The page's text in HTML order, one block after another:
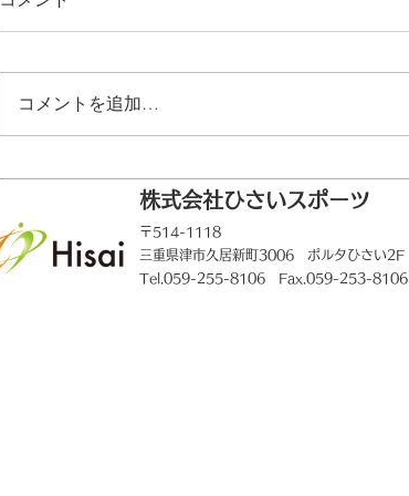
【お知らせ】VOICECADDIE S 不具合に関
コメントを追加…
株式会社ひさいスポーツ
〒514-1118
三重県津市久居新町3006 ポルタひさい2F
Tel.059-255-8106 Fax.059-253-8106